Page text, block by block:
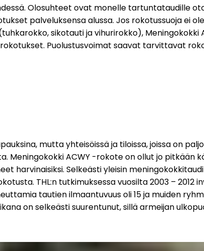
Olosuhteet ovat monelle tartuntataudille
palveluksensa alussa. Jos rokotussuoja ei
sikotauti ja vihurirokko),
Puolustusvoimat saavat tarvittavat
mutta yhteisöissä ja tiloissa, joissa on
Meningokokki ACWY -rokote on ollut jo pitkään
harvinaisiksi. Selkeästi yleisin
THL:n tutkimuksessa vuosilta 2003 – 2012
tautien ilmaantuvuus oli 15 ja muiden
on selkeästi suurentunut, sillä armeijan